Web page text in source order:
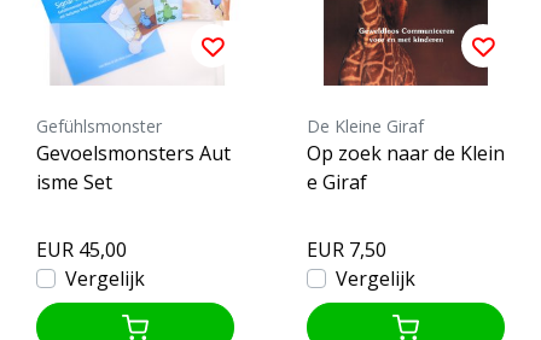
Gefühlsmonster
Gevoelsmonsters Aut
isme Set
EUR 45,00
Vergelijk
De Kleine Giraf
Op zoek naar de Klein
e Giraf
EUR 7,50
Vergelijk